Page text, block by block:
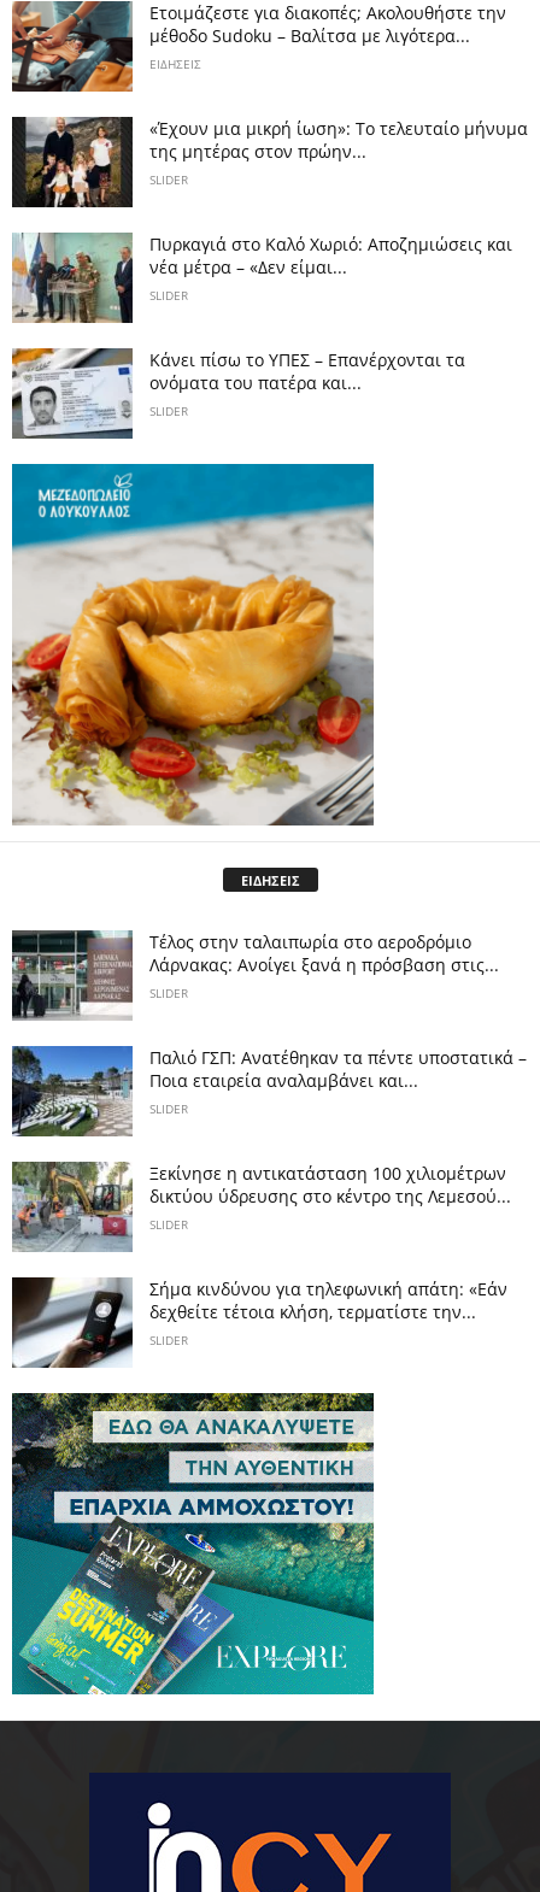
Ετοιμάζεστε για διακοπές; Ακολουθήστε την
μέθοδο Sudoku – Βαλίτσα με λιγότερα...
ΕΙΔΗΣΕΙΣ
«Έχουν μια μικρή ίωση»: Το τελευταίο μήνυμα
της μητέρας στον πρώην...
SLIDER
Πυρκαγιά στο Καλό Χωριό: Αποζημιώσεις και
νέα μέτρα – «Δεν είμαι...
SLIDER
Κάνει πίσω το ΥΠΕΣ – Επανέρχονται τα
ονόματα του πατέρα και...
SLIDER
ΕΙΔΗΣΕΙΣ
Tέλος στην ταλαιπωρία στο αεροδρόμιο
Λάρνακας: Ανοίγει ξανά η πρόσβαση στις...
SLIDER
Παλιό ΓΣΠ: Ανατέθηκαν τα πέντε υποστατικά –
Ποια εταιρεία αναλαμβάνει και...
SLIDER
Ξεκίνησε η αντικατάσταση 100 χιλιομέτρων
δικτύου ύδρευσης στο κέντρο της Λεμεσού...
SLIDER
Σήμα κινδύνου για τηλεφωνική απάτη: «Εάν
δεχθείτε τέτοια κλήση, τερματίστε την...
SLIDER